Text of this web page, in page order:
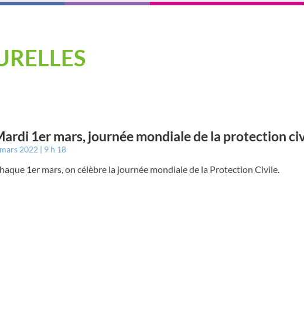
1er mars, journée mondiale de la protection
2022 9 h 18
1er mars, on célèbre la journée mondiale de la Protection Civile.